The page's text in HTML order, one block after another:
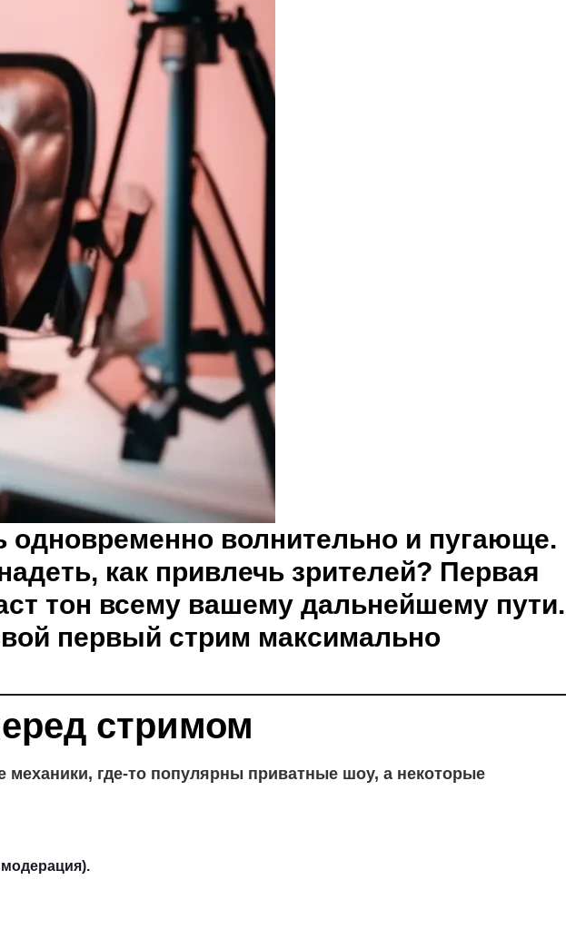
одновременно волнительно и пугающе.
как привлечь зрителей? Первая
тон всему вашему дальнейшему пути.
первый стрим максимально
стримом
где-то популярны приватные шоу, а некоторые